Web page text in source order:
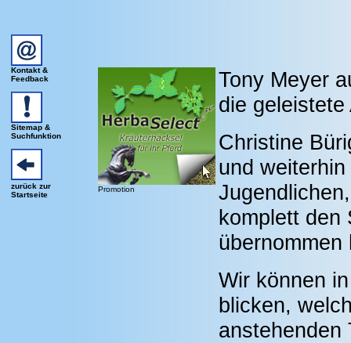
Kontakt &
Feedback
Sitemap &
Suchfunktion
zurück zur
Startseite
Promotion
Tony Meyer
die
Christine
und
komplett den
übernommen
Wir können
blicken,
anstehenden